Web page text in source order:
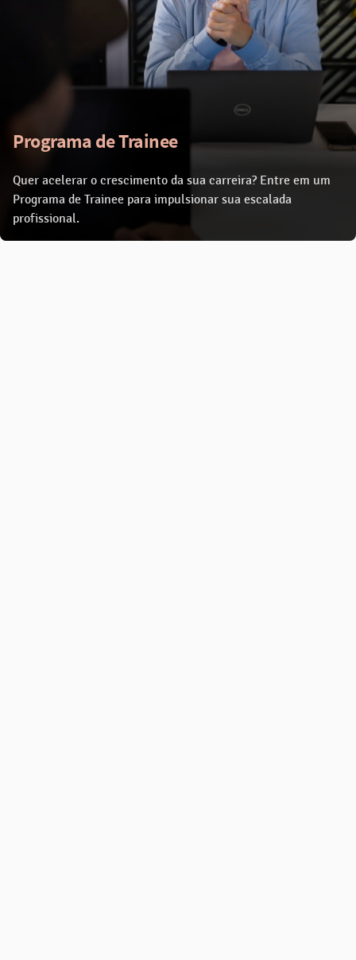
Programa de Trainee
Quer acelerar o crescimento da sua carreira? Entre em um
Programa de Trainee para impulsionar sua escalada
profissional.